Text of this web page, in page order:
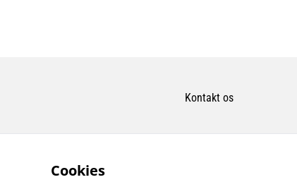
Kontakt os
Cookies